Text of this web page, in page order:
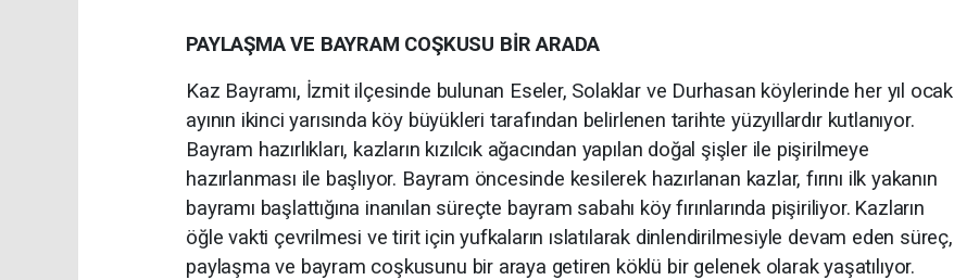
PAYLAŞMA VE BAYRAM COŞKUSU BİR ARADA
Kaz Bayramı, İzmit ilçesinde bulunan Eseler, Solaklar ve Durhasan köylerinde her yıl ocak
ayının ikinci yarısında köy büyükleri tarafından belirlenen tarihte yüzyıllardır kutlanıyor.
Bayram hazırlıkları, kazların kızılcık ağacından yapılan doğal şişler ile pişirilmeye
hazırlanması ile başlıyor. Bayram öncesinde kesilerek hazırlanan kazlar, fırını ilk yakanın
bayramı başlattığına inanılan süreçte bayram sabahı köy fırınlarında pişiriliyor. Kazların
öğle vakti çevrilmesi ve tirit için yufkaların ıslatılarak dinlendirilmesiyle devam eden süreç,
paylaşma ve bayram coşkusunu bir araya getiren köklü bir gelenek olarak yaşatılıyor.